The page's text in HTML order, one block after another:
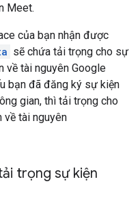
Meet.
của bạn nhận được
sẽ chứa tải trọng cho sự
về tài nguyên Google
bạn đã đăng ký sự kiện
gian, thì tải trọng cho
về tài nguyên
trọng sự kiện